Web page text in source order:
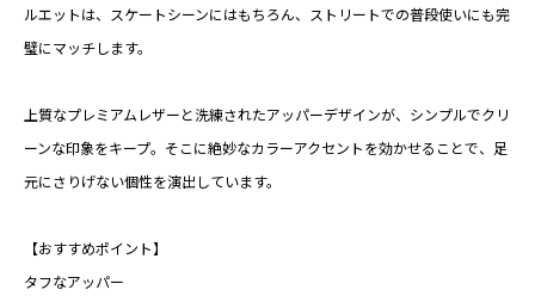
ルエットは、スケートシーンにはもちろん、ストリートでの普段使いにも完
璧にマッチします。
上質なプレミアムレザーと洗練されたアッパーデザインが、シンプルでクリ
ーンな印象をキープ。そこに絶妙なカラーアクセントを効かせることで、足
元にさりげない個性を演出しています。
【おすすめポイント】
タフなアッパー